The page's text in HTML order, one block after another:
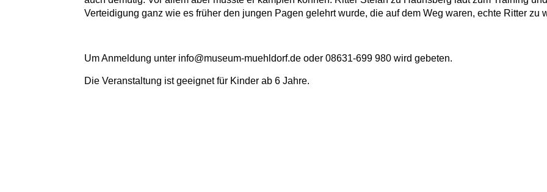
Verteidigung ganz wie es früher den jungen Pagen gelehrt wurde, die auf dem Weg waren, echte Ritter zu
Um Anmeldung unter info@museum-muehldorf.de oder 08631-699 980 wird gebeten.
Die Veranstaltung ist geeignet für Kinder ab 6 Jahre.